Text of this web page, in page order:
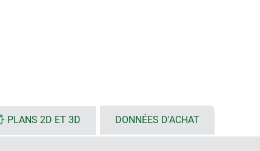
PLANS 2D ET 3D DONNÉES D'ACHAT